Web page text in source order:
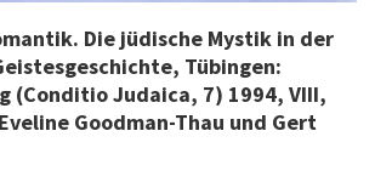
Die jüdische Mystik in der
, Tübingen:
(Conditio Judaica, 7) 1994, VIII,
Goodman-Thau und Gert